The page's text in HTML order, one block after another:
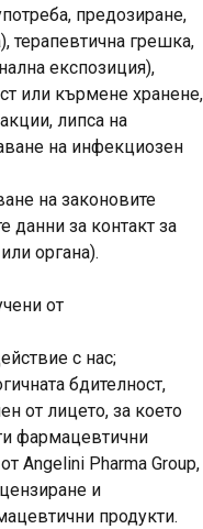
предозиране,
терапевтична грешка,
експозиция),
или кърмене хранене,
липса на
на инфекциозен
на законовите
данни за контакт за
органа).
от
с нас;
бдителност,
от лицето, за което
фармацевтични
Angelini Pharma Group,
и
продукти.